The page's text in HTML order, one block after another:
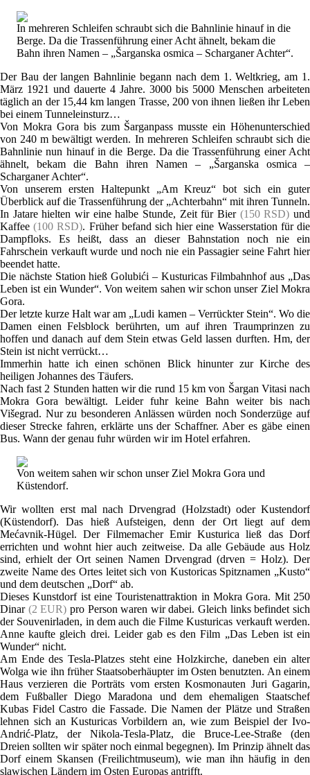
In mehreren Schleifen schraubt sich die Bahnlinie hinauf in die
Berge. Da die Trassenführung einer Acht ähnelt, bekam die
Bahn ihren Namen – „Šarganska osmica – Scharganer Achter“.
Der Bau der langen Bahnlinie begann nach dem 1. Weltkrieg, am 1.
März 1921 und dauerte 4 Jahre. 3000 bis 5000 Menschen arbeiteten
täglich an der 15,44 km langen Trasse, 200 von ihnen ließen ihr Leben
bei einem Tunneleinsturz…
Von Mokra Gora bis zum Šarganpass musste ein Höhenunterschied
von 240 m bewältigt werden. In mehreren Schleifen schraubt sich die
Bahnlinie nun hinauf in die Berge. Da die Trassenführung einer Acht
ähnelt, bekam die Bahn ihren Namen – „Šarganska osmica –
Scharganer Achter“.
Von unserem ersten Haltepunkt „Am Kreuz“ bot sich ein guter
Überblick auf die Trassenführung der „Achterbahn“ mit ihren Tunneln.
In Jatare hielten wir eine halbe Stunde, Zeit für Bier (150 RSD) und
Kaffee(100 RSD). Früher befand sich hier eine Wasserstation für die
Dampfloks. Es heißt, dass an dieser Bahnstation noch nie ein
Fahrschein verkauft wurde und noch nie ein Passagier seine Fahrt hier
beendet hatte.
Die nächste Station hieß Golubići – Kusturicas Filmbahnhof aus „Das
Leben ist ein Wunder“. Von weitem sahen wir schon unser Ziel Mokra
Gora.
Der letzte kurze Halt war am „Ludi kamen – Verrückter Stein“. Wo die
Damen einen Felsblock berührten, um auf ihren Traumprinzen zu
hoffen und danach auf dem Stein etwas Geld lassen durften. Hm, der
Stein ist nicht verrückt…
Immerhin hatte ich einen schönen Blick hinunter zur Kirche des
heiligen Johannes des Täufers.
Nach fast 2 Stunden hatten wir die rund 15 km von Šargan Vitasi nach
Mokra Gora bewältigt. Leider fuhr keine Bahn weiter bis nach
Višegrad. Nur zu besonderen Anlässen würden noch Sonderzüge auf
dieser Strecke fahren, erklärte uns der Schaffner. Aber es gäbe einen
Bus. Wann der genau fuhr würden wir im Hotel erfahren.
Von weitem sahen wir schon unser Ziel Mokra Gora und
Küstendorf.
Wir wollten erst mal nach Drvengrad (Holzstadt) oder Kustendorf
(Küstendorf). Das hieß Aufsteigen, denn der Ort liegt auf dem
Mećavnik-Hügel. Der Filmemacher Emir Kusturica ließ das Dorf
errichten und wohnt hier auch zeitweise. Da alle Gebäude aus Holz
sind, erhielt der Ort seinen Namen Drvengrad (drven = Holz). Der
zweite Name des Ortes leitet sich von Kustoricas Spitznamen „Kusto“
und dem deutschen „Dorf“ ab.
Dieses Kunstdorf ist eine Touristenattraktion in Mokra Gora. Mit 250
Dinar (2 EUR) pro Person waren wir dabei. Gleich links befindet sich
der Souvenirladen, in dem auch die Filme Kusturicas verkauft werden.
Anne kaufte gleich drei. Leider gab es den Film „Das Leben ist ein
Wunder“ nicht.
Am Ende des Tesla-Platzes steht eine Holzkirche, daneben ein alter
Wolga wie ihn früher Staatsoberhäupter im Osten benutzten. An einem
Haus verzieren die Porträts vom ersten Kosmonauten Juri Gagarin,
dem Fußballer Diego Maradona und dem ehemaligen Staatschef
Kubas Fidel Castro die Fassade. Die Namen der Plätze und Straßen
lehnen sich an Kusturicas Vorbildern an, wie zum Beispiel der Ivo-
Andrić-Platz, der Nikola-Tesla-Platz, die Bruce-Lee-Straße (den
Dreien sollten wir später noch einmal begegnen). Im Prinzip ähnelt das
Dorf einem Skansen (Freilichtmuseum), wie man ihn häufig in den
slawischen Ländern im Osten Europas antrifft.